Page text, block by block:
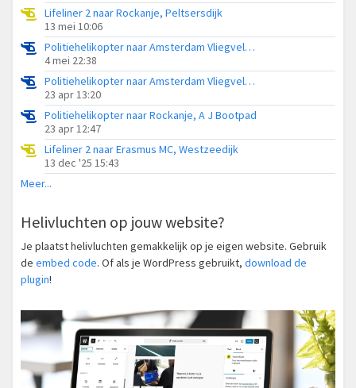
Lifeliner 2 naar Rockanje, Peltsersdijk
13 mei 10:06
Politiehelikopter naar Amsterdam Vliegveld Schiphol
4 mei 22:38
Politiehelikopter naar Amsterdam Vliegveld Schiphol
23 apr 13:20
Politiehelikopter naar Rockanje, A J Bootpad
23 apr 12:47
Lifeliner 2 naar Erasmus MC, Westzeedijk
13 dec '25 15:43
Meer...
Helivluchten op jouw website?
Je plaatst helivluchten gemakkelijk op je eigen website. Gebruik
de embed code. Of als je WordPress gebruikt, download de
plugin!